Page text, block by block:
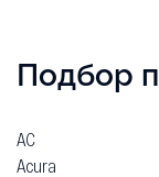
Подбор
AC
Acura